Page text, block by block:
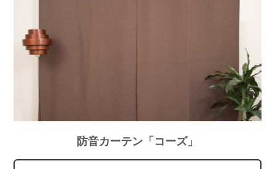
防音カーテン「コーズ」